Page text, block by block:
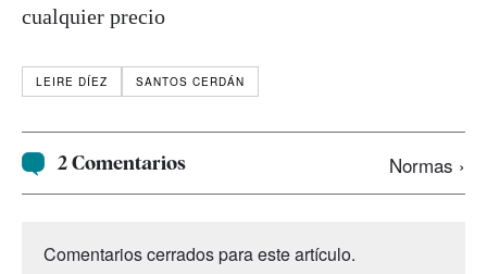
cualquier precio
LEIRE DÍEZ SANTOS CERDÁN
2 Comentarios Normas ›
Comentarios cerrados para este artículo.